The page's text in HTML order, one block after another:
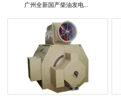
广州全新国产柴油发电...